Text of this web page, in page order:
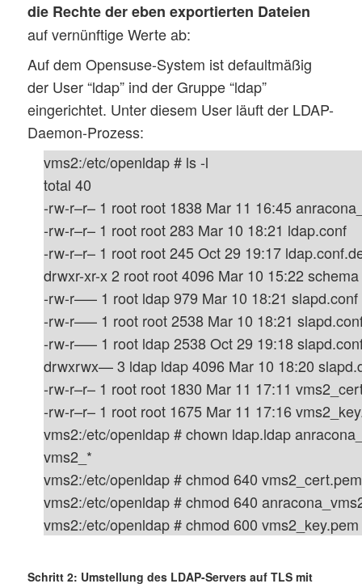
die Rechte der eben exportierten Dateien
auf vernünftige Werte ab:
Auf dem Opensuse-System ist defaultmäßig
der User “ldap” ind der Gruppe “ldap”
eingerichtet. Unter diesem User läuft der LDAP-
Daemon-Prozess:
vms2:/etc/openldap # ls -l
total 40
-rw-r–r– 1 root root 1838 Mar 11 16:45
-rw-r–r– 1 root root 283 Mar 10 18:21 ldap.conf
-rw-r–r– 1 root root 245 Oct 29 19:17
drwxr-xr-x 2 root root 4096 Mar 10 15:22 schema
-rw-r—– 1 root ldap 979 Mar 10 18:21 slapd.conf
-rw-r—– 1 root root 2538 Mar 10 18:21
-rw-r—– 1 root ldap 2538 Oct 29 19:18
drwxrwx— 3 ldap ldap 4096 Mar 10 18:20
-rw-r–r– 1 root root 1830 Mar 11 17:11
-rw-r–r– 1 root root 1675 Mar 11 17:16
vms2:/etc/openldap # chown ldap.ldap
vms2_*
vms2:/etc/openldap # chmod 640 vms2_cert.pem
vms2:/etc/openldap # chmod 640
vms2:/etc/openldap # chmod 600 vms2_key.pem
Schritt 2: Umstellung des LDAP-Servers auf TLS mit